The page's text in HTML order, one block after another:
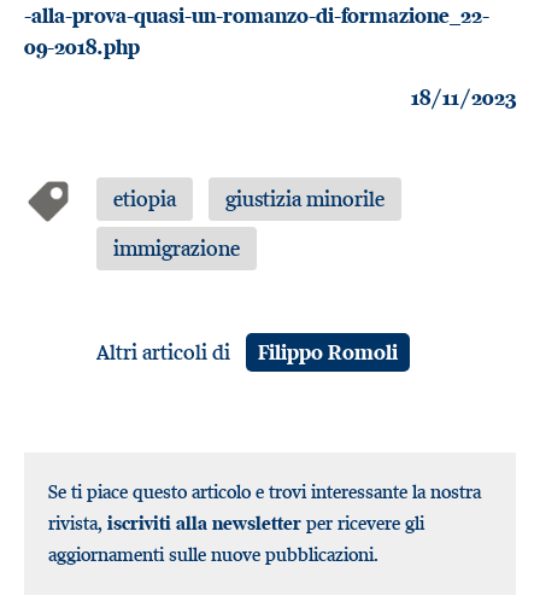
-alla-prova-quasi-un-romanzo-di-formazione_22-
09-2018.php
18/11/2023
etiopia
giustizia minorile
immigrazione
Altri articoli di Filippo Romoli
Se ti piace questo articolo e trovi interessante la nostra
rivista, iscriviti alla newsletter per ricevere gli
aggiornamenti sulle nuove pubblicazioni.